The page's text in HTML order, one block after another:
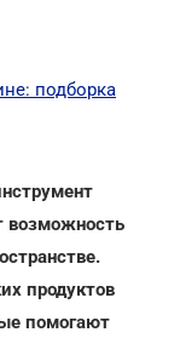
подборка
возможность
продуктов
помогают